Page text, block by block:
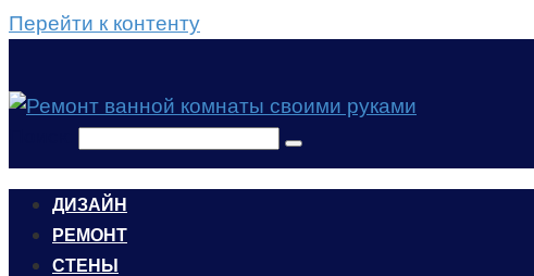
Перейти к контенту
ДИЗАЙН
РЕМОНТ
СТЕНЫ